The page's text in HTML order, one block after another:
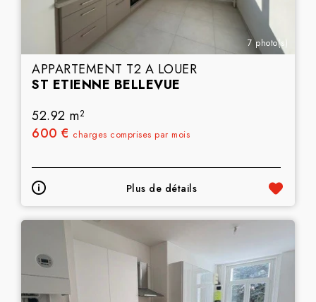
7 photo(s)
APPARTEMENT T2 A LOUER
ST ETIENNE BELLEVUE
52.92 m2
600 € charges comprises par mois
Plus de détails